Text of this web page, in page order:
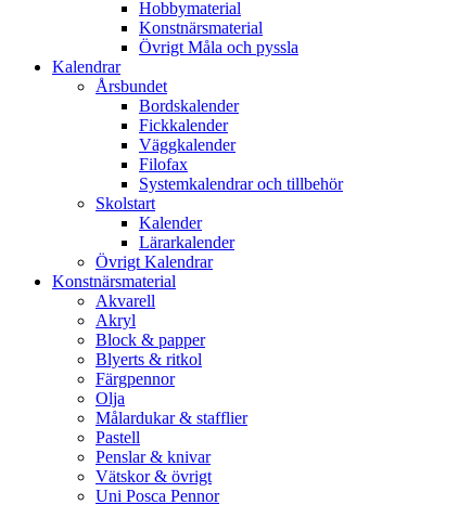
Hobbymaterial
Konstnärsmaterial
Övrigt Måla och pyssla
Kalendrar
Årsbundet
Bordskalender
Fickkalender
Väggkalender
Filofax
Systemkalendrar och tillbehör
Skolstart
Kalender
Lärarkalender
Övrigt Kalendrar
Konstnärsmaterial
Akvarell
Akryl
Block & papper
Blyerts & ritkol
Färgpennor
Olja
Målardukar & stafflier
Pastell
Penslar & knivar
Vätskor & övrigt
Uni Posca Pennor